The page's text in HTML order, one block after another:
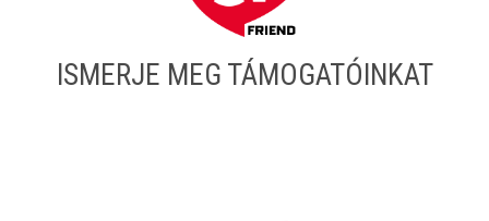
ISMERJE MEG TÁMOGATÓINKAT